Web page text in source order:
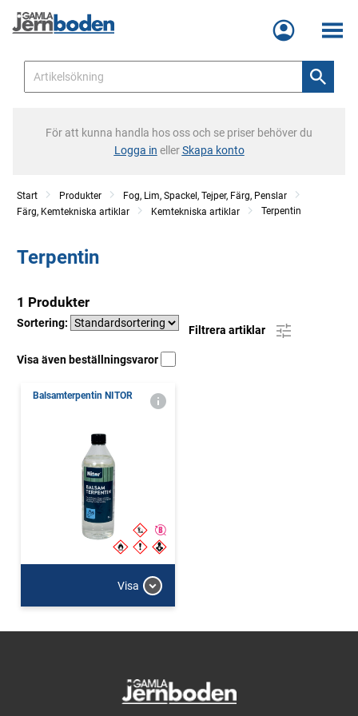
Meny
För att kunna handla hos oss och se priser behöver du
Logga in ellerSkapa konto
Start Produkter
Fog, Lim, Spackel, Tejper, Färg, Penslar
Färg, Kemtekniska artiklar
Kemtekniska artiklar Terpentin
Terpentin
1 Produkter
Sortering:
Filtrera artiklar
Visa även beställningsvaror
Balsamterpentin NITOR
Visa